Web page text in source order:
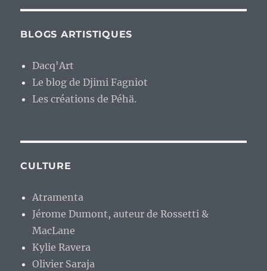
BLOGS ARTISTIQUES
Dacq'Art
Le blog de Djimi Fagniot
Les créations de Péhä.
CULTURE
Atramenta
Jérome Dumont, auteur de Rossetti &
MacLane
Kylie Ravera
Olivier Saraja